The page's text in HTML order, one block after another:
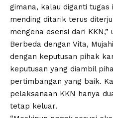
gimana, kalau diganti
mending ditarik terus
mengena esensi dari KKN,”
Berbeda dengan Vita,
dengan keputusan pihak
keputusan yang diambil
pertimbangan yang baik.
pelaksanaan KKN hanya
tetap keluar.